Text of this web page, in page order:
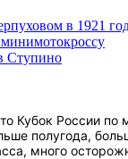
в 1921
Ступино
Кубок России по
полугода,
много